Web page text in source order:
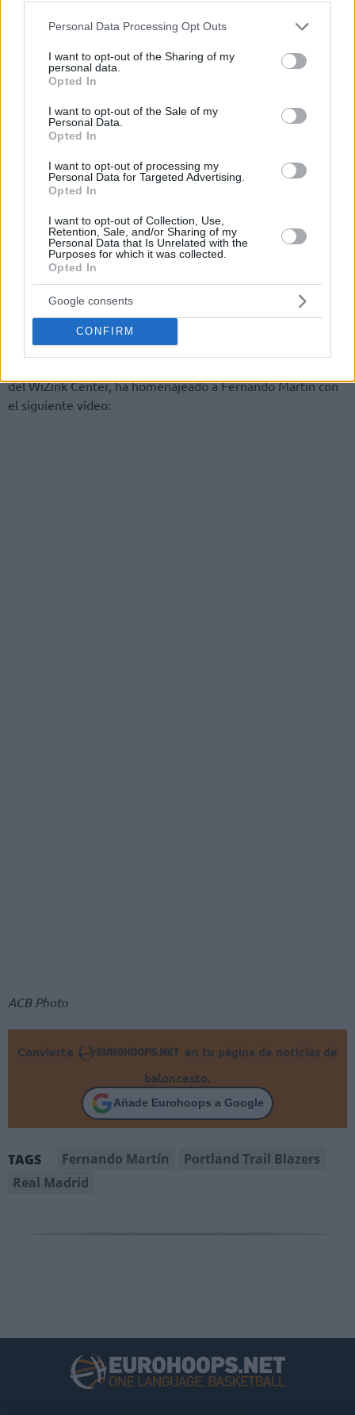
Please note that this website/app uses one or more Google
not limited to your visit or usage behaviour. You may click to
grant or deny consent to Google and its third-party tags to
use your data for below specified purposes in below Google
consent section.
Personal Data Processing Opt Outs
I want to opt-out of the Sharing of my
personal data.
Opted In
I want to opt-out of the Sale of my
Personal Data.
Opted In
I want to opt-out of processing my
Personal Data for Targeted Advertising.
Opted In
I want to opt-out of Collection, Use,
Retention, Sale, and/or Sharing of my
Personal Data that Is Unrelated with the
Purposes for which it was collected.
Opted In
Google consents
CONFIRM
Durante su carrera logró conquistar 4 Ligas ACB, un Mundial
de Clubes, 2 Recopas, una Copa Korac, 3 Copas del Rey y
una Supercopa de España. Además, con la selección
española ganó una medalla de plata en el Eurobasket de
Nantes en 1983 y la histórica plata en los
Olímpicos de Los Ángeles
del WiZink Center, ha homenajeado a Fernando Martín con
el siguiente vídeo:
ACB Photo
Convierte
en tu página de noticias de
baloncesto.
Añade Eurohoops a Google
TAGS Fernando Martín
Portland Trail Blazers
Real Madrid